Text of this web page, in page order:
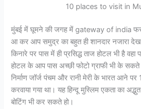
10 places to visit in
मुंबई में घूमने की जगह में gateway of india
आ कर आप समुद्र का बहुत ही शानदार नजारा
किनारे पर पास में ही प्रसिद्ध ताज होटल भी है
होटल के आप पास अच्छी फोटो ग्राफी भी के
निर्माण जॉर्ज पंचम और रानी मेरी के भारत आने
करवाया गया था। यह हिन्दू मुस्लिम एकता का
बोटिंग भी कर सकते हो।